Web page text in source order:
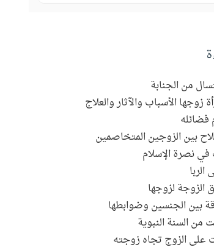
من الجنابة
زوجها الأسباب والآثار والعلاج
فضائله
بين الزوجين المتخاصمين
في نصرة الإسلام
الزوجة لزوجها
بين الجنسين وضوابطها
من السنة النبوية